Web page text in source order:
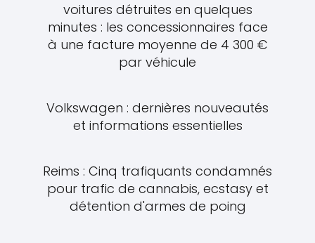
voitures détruites en quelques
minutes : les concessionnaires face
à une facture moyenne de 4 300 €
par véhicule
Volkswagen : dernières nouveautés
et informations essentielles
Reims : Cinq trafiquants condamnés
pour trafic de cannabis, ecstasy et
détention d'armes de poing